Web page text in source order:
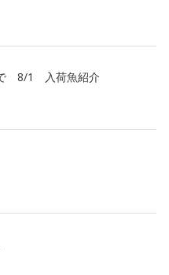
8/1 入荷魚紹介